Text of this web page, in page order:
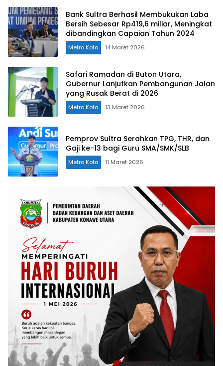
Bank Sultra Berhasil Membukukan Laba
Bersih Sebesar Rp419,6 miliar, Meningkat
dibandingkan Capaian Tahun 2024
Metro Kota 14 Maret 2026
Safari Ramadan di Buton Utara,
Gubernur Lanjutkan Pembangunan Jalan
yang Rusak Berat di 2026
Metro Kota 13 Maret 2026
Pemprov Sultra Serahkan TPG, THR, dan
Gaji ke-13 bagi Guru SMA/SMK/SLB
Metro Kota 11 Maret 2026